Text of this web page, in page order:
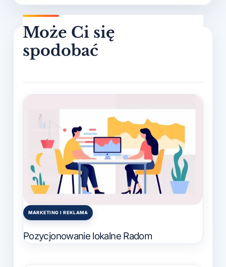
Posted
MARKETING I REKLAMA
Pozycjonowanie lokalne Radom